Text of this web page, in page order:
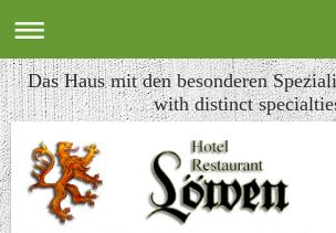
Das Haus mit den besonderen
with distinct